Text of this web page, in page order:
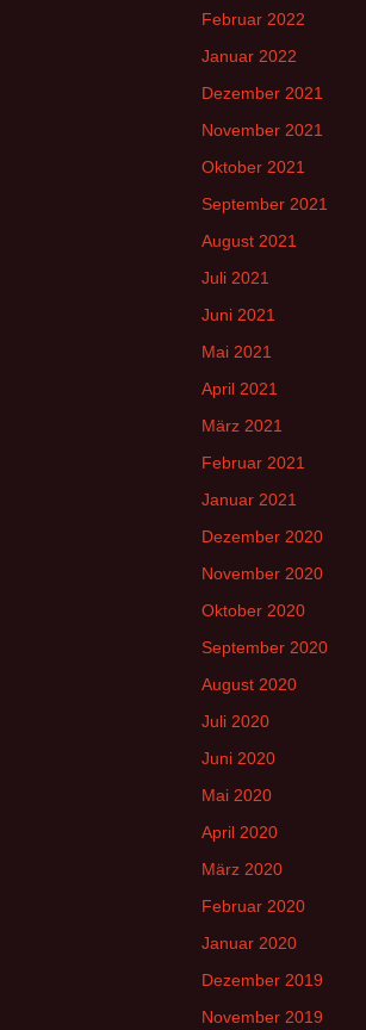
Februar 2022
Januar 2022
Dezember 2021
November 2021
Oktober 2021
September 2021
August 2021
Juli 2021
Juni 2021
Mai 2021
April 2021
März 2021
Februar 2021
Januar 2021
Dezember 2020
November 2020
Oktober 2020
September 2020
August 2020
Juli 2020
Juni 2020
Mai 2020
April 2020
März 2020
Februar 2020
Januar 2020
Dezember 2019
November 2019